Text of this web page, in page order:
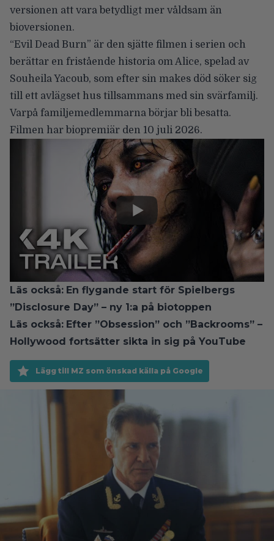
versionen att vara betydligt mer våldsam än
bioversionen.
“Evil Dead Burn” är den sjätte filmen i serien och
berättar en fristående historia om Alice, spelad av
Souheila Yacoub, som efter sin makes död söker sig
till ett avlägset hus tillsammans med sin svärfamilj.
Varpå familjemedlemmarna börjar bli besatta.
Filmen har biopremiär den 10 juli 2026.
Läs också: En flygande start för Spielbergs
”Disclosure Day” – ny 1:a på biotoppen
Läs också: Efter ”Obsession” och ”Backrooms” –
Hollywood fortsätter sikta in sig på YouTube
Lägg till MZ som önskad källa på Google